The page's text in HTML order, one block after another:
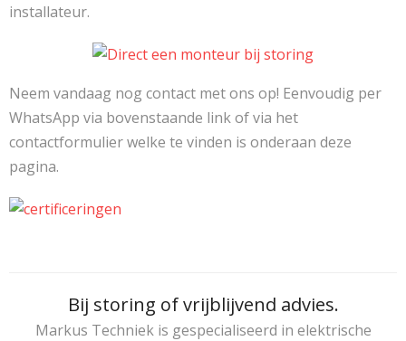
installateur.
Neem vandaag nog contact met ons op! Eenvoudig per
WhatsApp via bovenstaande link of via het
contactformulier welke te vinden is onderaan deze
pagina.
Bij storing of vrijblijvend advies.
Markus Techniek is gespecialiseerd in elektrische